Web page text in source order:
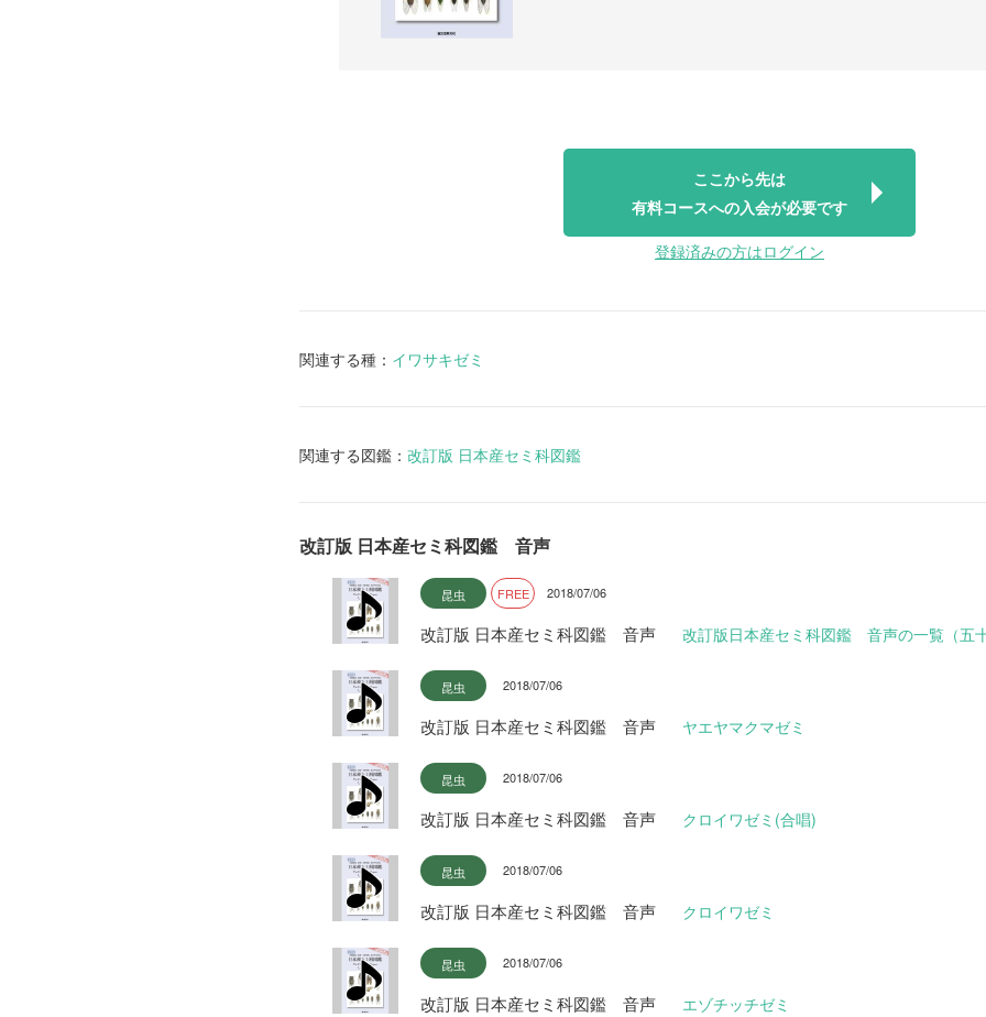
ここから先は
有料コースへの入会が必要です
登録済みの方はログイン
関連する種： イワサキゼミ
関連する図鑑： 改訂版 日本産セミ科図鑑
改訂版 日本産セミ科図鑑 音声
昆虫 FREE 2018/07/06
改訂版 日本産セミ科図鑑 音声 改訂版日本産セミ科図鑑 音声の一覧（五
昆虫 2018/07/06
改訂版 日本産セミ科図鑑 音声 ヤエヤマクマゼミ
昆虫 2018/07/06
改訂版 日本産セミ科図鑑 音声 クロイワゼミ(合唱)
昆虫 2018/07/06
改訂版 日本産セミ科図鑑 音声 クロイワゼミ
昆虫 2018/07/06
改訂版 日本産セミ科図鑑 音声 エゾチッチゼミ